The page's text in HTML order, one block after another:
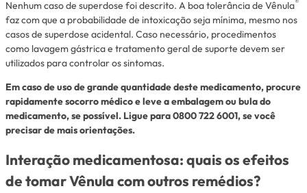
Nenhum caso de superdose foi descrito. A boa tolerância de Vênula
faz com que a probabilidade de intoxicação seja mínima, mesmo nos
casos de superdose acidental. Caso necessário, procedimentos
como lavagem gástrica e tratamento geral de suporte devem ser
utilizados para controlar os sintomas.
Em caso de uso de grande quantidade deste medicamento, procure
rapidamente socorro médico e leve a embalagem ou bula do
medicamento, se possível. Ligue para 0800 722 6001, se você
precisar de mais orientações.
Interação medicamentosa: quais os efeitos
de tomar Vênula com outros remédios?